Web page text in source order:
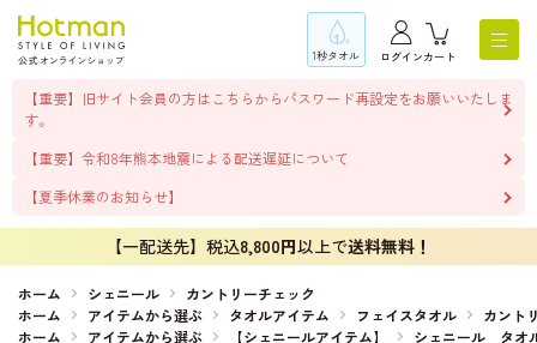
1秒タオル ログインカート
【重要】旧サイト会員の方はこちらからパスワード再設定をお願いいたしま
す。
【重要】令和8年熊本地震による配送遅延について
【夏季休業のお知らせ】
【一配送先】税込8,800円以上で送料無料！
ホーム シェニール
カントリーチェック
ホーム
アイテムから選ぶ タオルアイテム フェイスタオル
カント
ホーム
アイテムから選ぶ 【シェニールアイテム】
シェニール タオ